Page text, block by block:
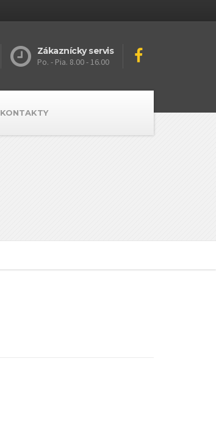
Zákaznícky servis
Po. - Pia. 8.00 - 16.00
KONTAKTY